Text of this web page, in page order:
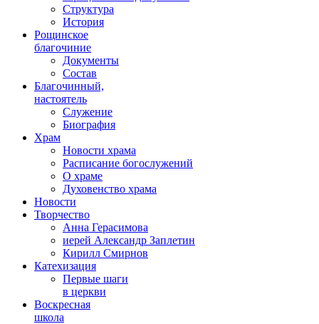
Структура
История
Рощинское
благочиние
Документы
Состав
Благочинный,
настоятель
Служение
Биография
Храм
Новости храма
Расписание богослужений
О храме
Духовенство храма
Новости
Творчество
Анна Герасимова
иерей Александр Заплетин
Кирилл Смирнов
Катехизация
Первые шаги
в церкви
Воскресная
школа